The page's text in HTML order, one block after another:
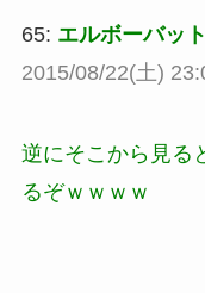
65: エルボーバッ
2015/08/22(土)
逆にそこから見る
るぞｗｗｗｗ